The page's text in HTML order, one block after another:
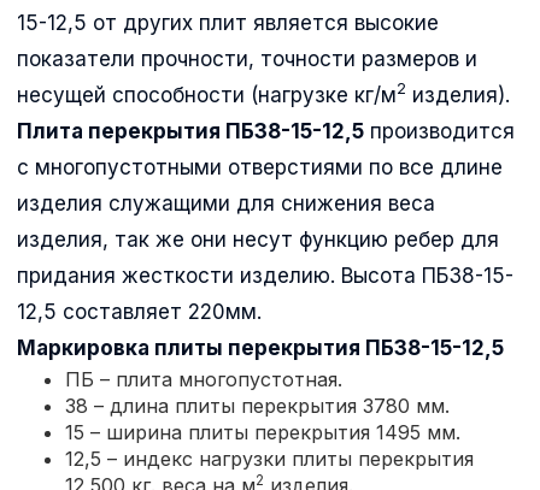
15-12,5 от других плит является высокие
показатели прочности, точности размеров и
несущей способности (нагрузке кг/м2 изделия).
Плита перекрытия ПБ38-15-12,5 производится
с многопустотными отверстиями по все длине
изделия служащими для снижения веса
изделия, так же они несут функцию ребер для
придания жесткости изделию. Высота ПБ38-15-
12,5 составляет 220мм.
Маркировка плиты перекрытия ПБ38-15-12,5
ПБ – плита многопустотная.
38 – длина плиты перекрытия 3780 мм.
15 – ширина плиты перекрытия 1495 мм.
12,5 – индекс нагрузки плиты перекрытия
12,500 кг. веса на м2 изделия.